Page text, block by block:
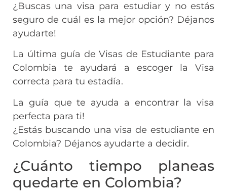
¿Buscas una visa para estudiar y no estás
seguro de cuál es la mejor opción? Déjanos
ayudarte!
La última guía de Visas de Estudiante para
Colombia te ayudará a escoger la Visa
correcta para tu estadía.
La guía que te ayuda a encontrar la visa
perfecta para ti!
¿Estás buscando una visa de estudiante en
Colombia? Déjanos ayudarte a decidir.
¿Cuánto tiempo planeas
quedarte en Colombia?